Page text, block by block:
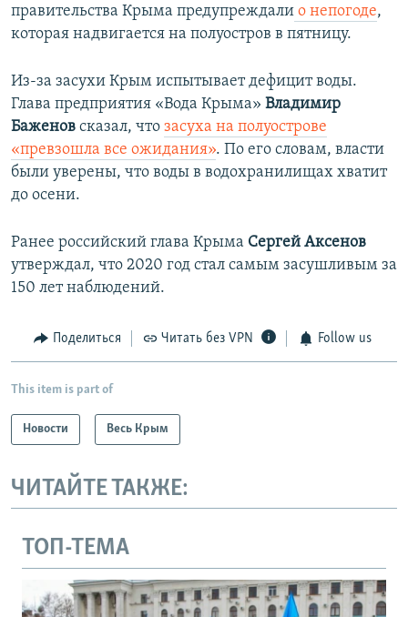
правительства Крыма предупреждали о непогоде,
которая надвигается на полуостров в пятницу.
Из-за засухи Крым испытывает дефицит воды.
Глава предприятия «Вода Крыма» Владимир
Баженов сказал, что засуха на полуострове
«превзошла все ожидания». По его словам, власти
были уверены, что воды в водохранилищах хватит
до осени.
Ранее российский глава Крыма Сергей Аксенов
утверждал, что 2020 год стал самым засушливым за
150 лет наблюдений.
Поделиться Читать без VPN Follow us
This item is part of
Новости Весь Крым
ЧИТАЙТЕ ТАКЖЕ:
ТОП-ТЕМА